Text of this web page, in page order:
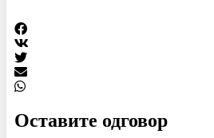
Оставите одговор